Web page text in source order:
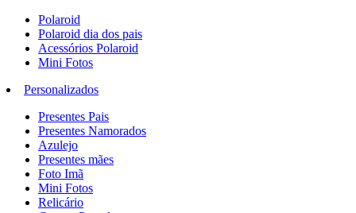
Polaroid
Polaroid dia dos pais
Acessórios Polaroid
Mini Fotos
Personalizados
Presentes Pais
Presentes Namorados
Azulejo
Presentes mães
Foto Imã
Mini Fotos
Relicário